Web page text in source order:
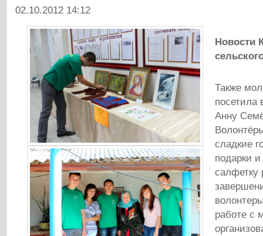
02.10.2012 14:12
Новости
Также
посетила
Анну
сладкие
подарки
салфетку
работе с